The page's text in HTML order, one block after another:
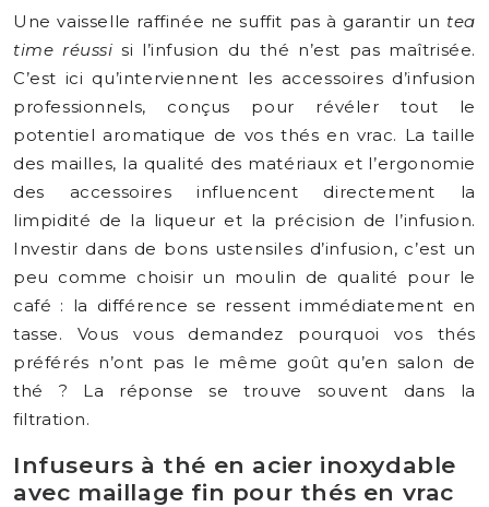
Une vaisselle raffinée ne suffit pas à garantir un tea
time réussi si l’infusion du thé n’est pas maîtrisée.
C’est ici qu’interviennent les accessoires d’infusion
professionnels, conçus pour révéler tout le
potentiel aromatique de vos thés en vrac. La taille
des mailles, la qualité des matériaux et l’ergonomie
des accessoires influencent directement la
limpidité de la liqueur et la précision de l’infusion.
Investir dans de bons ustensiles d’infusion, c’est un
peu comme choisir un moulin de qualité pour le
café : la différence se ressent immédiatement en
tasse. Vous vous demandez pourquoi vos thés
préférés n’ont pas le même goût qu’en salon de
thé ? La réponse se trouve souvent dans la
filtration.
Infuseurs à thé en acier inoxydable
avec maillage fin pour thés en vrac